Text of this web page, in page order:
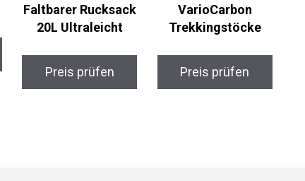
Faltbarer Rucksack
20L Ultraleicht
Preis prüfen
VarioCarbon
Trekkingstöcke
Preis prüfen